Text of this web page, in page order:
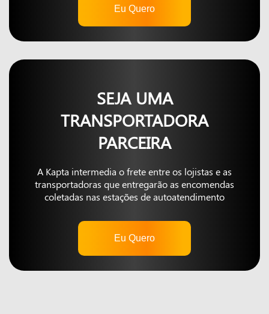
Eu Quero
SEJA UMA
TRANSPORTADORA
PARCEIRA
A Kapta intermedia o frete entre os lojistas e as
transportadoras que entregarão as encomendas
coletadas nas estações de autoatendimento
Eu Quero